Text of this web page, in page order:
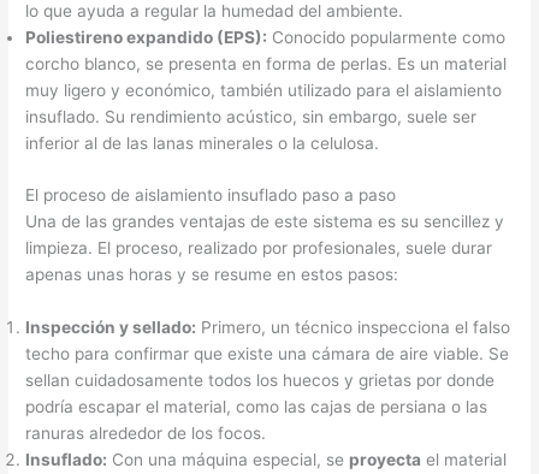
lo que ayuda a regular la humedad del ambiente.
Poliestireno expandido (EPS): Conocido popularmente como
corcho blanco, se presenta en forma de perlas. Es un material
muy ligero y económico, también utilizado para el aislamiento
insuflado. Su rendimiento acústico, sin embargo, suele ser
inferior al de las lanas minerales o la celulosa.
El proceso de aislamiento insuflado paso a paso
Una de las grandes ventajas de este sistema es su sencillez y
limpieza. El proceso, realizado por profesionales, suele durar
apenas unas horas y se resume en estos pasos:
Inspección y sellado: Primero, un técnico inspecciona el falso
techo para confirmar que existe una cámara de aire viable. Se
sellan cuidadosamente todos los huecos y grietas por donde
podría escapar el material, como las cajas de persiana o las
ranuras alrededor de los focos.
Insuflado: Con una máquina especial, se proyecta el material